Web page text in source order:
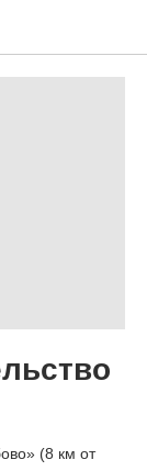
(8 км от